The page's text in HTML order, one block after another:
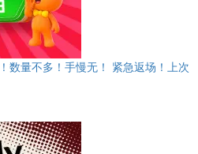
数量不多！手慢无！ 紧急返场！上次